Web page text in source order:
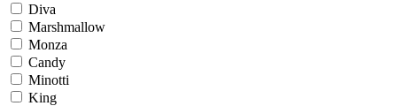
Diva
Marshmallow
Monza
Candy
Minotti
King